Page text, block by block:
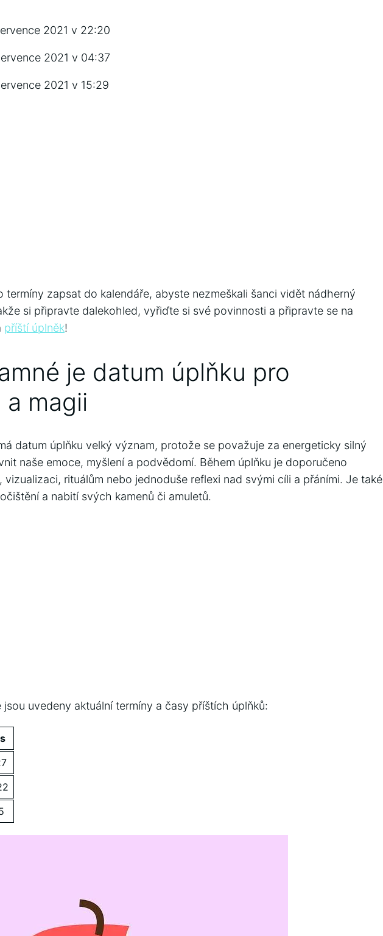
‍2021‌ v​ 22:20
2021 v 04:37
‌2021 ‍v​ 15:29
termíny‍ zapsat do kalendáře,​ abyste nezmeškali šanci vidět nádherný
si připravte ‍dalekohled, vyřiďte si své povinnosti a ⁢připravte se na
příští úplněk!
je datum úplňku pro
magii
datum⁣ úplňku ​velký‍ význam, protože se ⁣považuje za energeticky ‍silný
naše emoce, myšlení a podvědomí.⁣ Během⁣ úplňku je doporučeno
rituálům ⁤nebo jednoduše ‌reflexi​ nad svými cíli‍ a přáními. Je⁤ také⁣
a nabití​ svých kamenů či amuletů.
uvedeny aktuální termíny a časy příštích ​úplňků: